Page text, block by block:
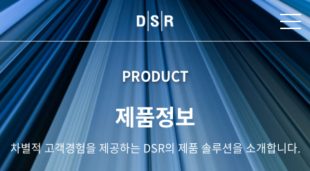
PRODUCT
제품정보
차별적 고객경험을 제공하는 DSR의 제품 솔루션을 소개합니다.